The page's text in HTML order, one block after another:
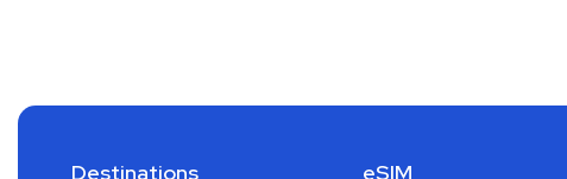
Destinations eSIM